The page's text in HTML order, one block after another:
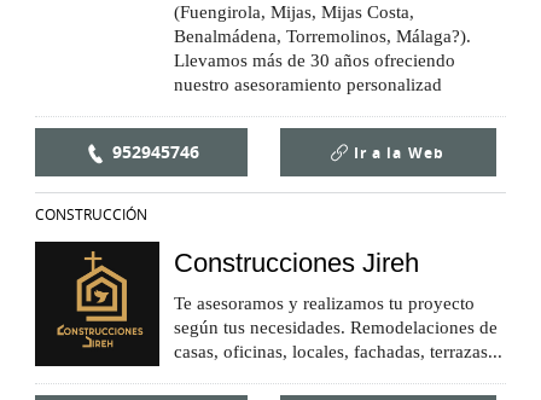
(Fuengirola, Mijas, Mijas Costa,
Benalmádena, Torremolinos, Málaga?).
Llevamos más de 30 años ofreciendo
nuestro asesoramiento personalizad
952945746 Ir a la Web
CONSTRUCCIÓN
Construcciones Jireh
Te asesoramos y realizamos tu proyecto
según tus necesidades. Remodelaciones de
casas, oficinas, locales, fachadas, terrazas...